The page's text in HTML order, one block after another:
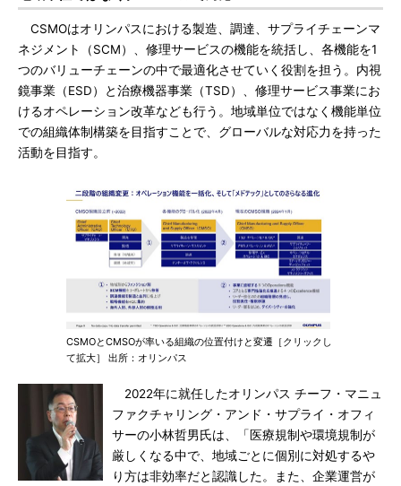
CSMOはオリンパスにおける製造、調達、サプライチェーンマ
ネジメント（SCM）、修理サービスの機能を統括し、各機能を1
つのバリューチェーンの中で最適化させていく役割を担う。内視
鏡事業（ESD）と治療機器事業（TSD）、修理サービス事業にお
けるオペレーション改革なども行う。地域単位ではなく機能単位
での組織体制構築を目指すことで、グローバルな対応力を持った
活動を目指す。
CSMOとCMSOが率いる組織の位置付けと変遷［クリックし
て拡大］ 出所：オリンパス
2022年に就任したオリンパス チーフ・マニュ
ファクチャリング・アンド・サプライ・オフィ
サーの小林哲男氏は、「医療規制や環境規制が
厳しくなる中で、地域ごとに個別に対処するや
り方は非効率だと認識した。また、企業運営が